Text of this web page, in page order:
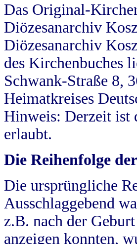
Das Original-
Diözesanarchiv
Diözesanarchiv
des Kirchenbuches
Schwank-Straße 8,
Heimatkreises
Hinweis: Derzeit ist
erlaubt.
Die Reihenfolge
Die ursprüngliche
Ausschlaggebend
z.B. nach der
anzeigen konnten,